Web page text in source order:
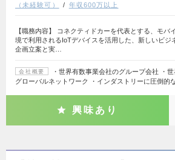
（未経験可）
年収600万以上
【職務内容】 コネクティドカーを代表とする、モバ
境で利用されるIoTデバイスを活用した、新しいビジ
企画立案と実…
会社概要
・世界有数事業会社のグループ会社 ・
グローバルネットワーク ・インダストリーに圧倒的
興味あり